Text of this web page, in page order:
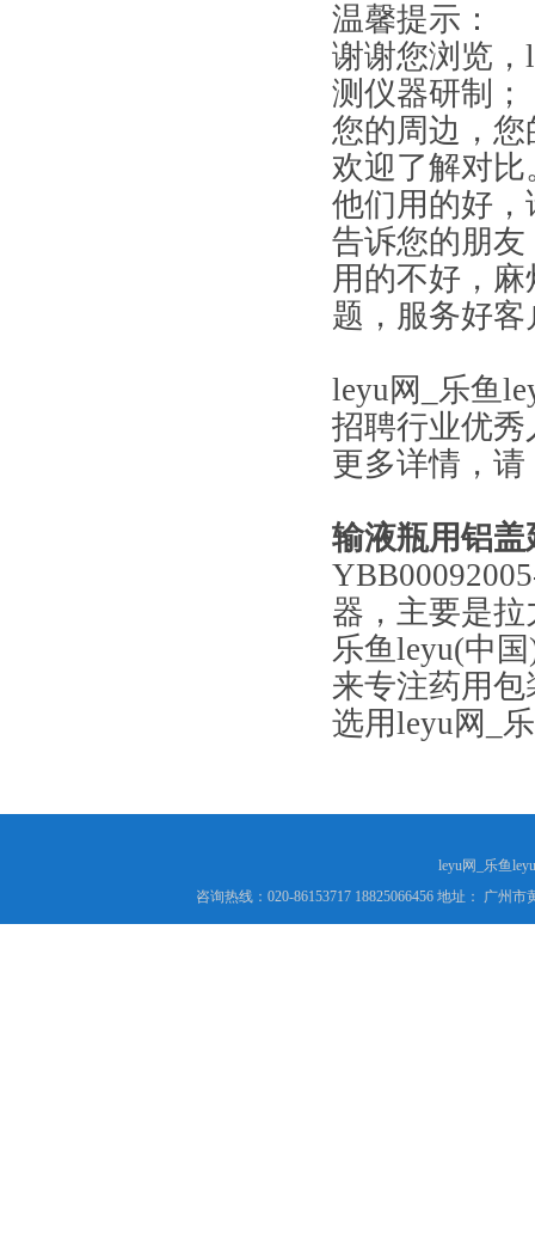
温馨提示：
谢谢您浏览
测仪器研制；
您的周边，
欢迎了解对比
他们用的好
告诉您的朋友
用的不好，
题，服务好客
leyu网_乐鱼
招聘行业优
更多详情，请
输液瓶用铝盖
器，主要是
乐鱼leyu(中
来专注药用
选用leyu网_
leyu网_乐鱼
咨询热线：020-86153717 18825066456 地址： 广州